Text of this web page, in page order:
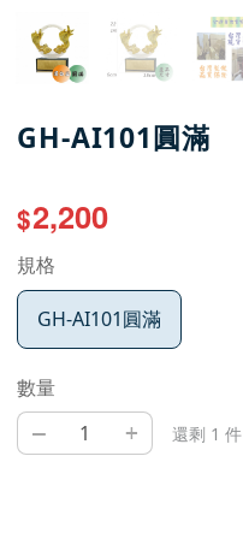
GH-AI101圓滿
$2,200
規格
GH-AI101圓滿
數量
– + 還剩 1 件